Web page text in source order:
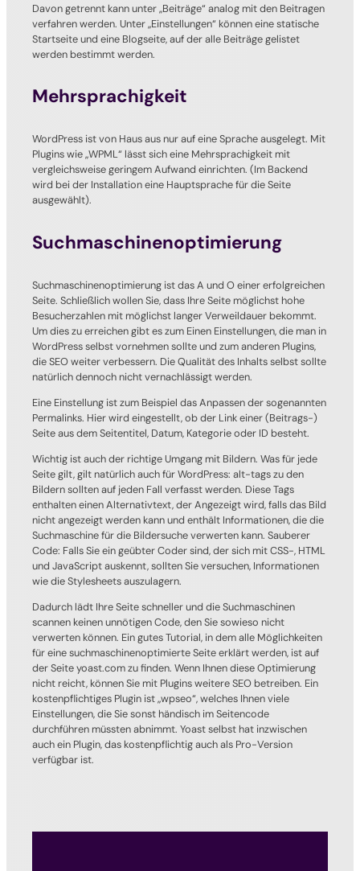
Davon getrennt kann unter „Beiträge“ analog mit den Beitragen
verfahren werden. Unter „Einstellungen“ können eine statische
Startseite und eine Blogseite, auf der alle Beiträge gelistet
werden bestimmt werden.
Mehrsprachigkeit
WordPress ist von Haus aus nur auf eine Sprache ausgelegt. Mit
Plugins wie „WPML“ lässt sich eine Mehrsprachigkeit mit
vergleichsweise geringem Aufwand einrichten. (Im Backend
wird bei der Installation eine Hauptsprache für die Seite
ausgewählt).
Suchmaschinenoptimierung
Suchmaschinenoptimierung ist das A und O einer erfolgreichen
Seite. Schließlich wollen Sie, dass Ihre Seite möglichst hohe
Besucherzahlen mit möglichst langer Verweildauer bekommt.
Um dies zu erreichen gibt es zum Einen Einstellungen, die man in
WordPress selbst vornehmen sollte und zum anderen Plugins,
die SEO weiter verbessern. Die Qualität des Inhalts selbst sollte
natürlich dennoch nicht vernachlässigt werden.
Eine Einstellung ist zum Beispiel das Anpassen der sogenannten
Permalinks. Hier wird eingestellt, ob der Link einer (Beitrags-)
Seite aus dem Seitentitel, Datum, Kategorie oder ID besteht.
Wichtig ist auch der richtige Umgang mit Bildern. Was für jede
Seite gilt, gilt natürlich auch für WordPress: alt-tags zu den
Bildern sollten auf jeden Fall verfasst werden. Diese Tags
enthalten einen Alternativtext, der Angezeigt wird, falls das Bild
nicht angezeigt werden kann und enthält Informationen, die die
Suchmaschine für die Bildersuche verwerten kann. Sauberer
Code: Falls Sie ein geübter Coder sind, der sich mit CSS-, HTML
und JavaScript auskennt, sollten Sie versuchen, Informationen
wie die Stylesheets auszulagern.
Dadurch lädt Ihre Seite schneller und die Suchmaschinen
scannen keinen unnötigen Code, den Sie sowieso nicht
verwerten können. Ein gutes Tutorial, in dem alle Möglichkeiten
für eine suchmaschinenoptimierte Seite erklärt werden, ist auf
der Seite yoast.com zu finden. Wenn Ihnen diese Optimierung
nicht reicht, können Sie mit Plugins weitere SEO betreiben. Ein
kostenpflichtiges Plugin ist „wpseo“, welches Ihnen viele
Einstellungen, die Sie sonst händisch im Seitencode
durchführen müssten abnimmt. Yoast selbst hat inzwischen
auch ein Plugin, das kostenpflichtig auch als Pro-Version
verfügbar ist.